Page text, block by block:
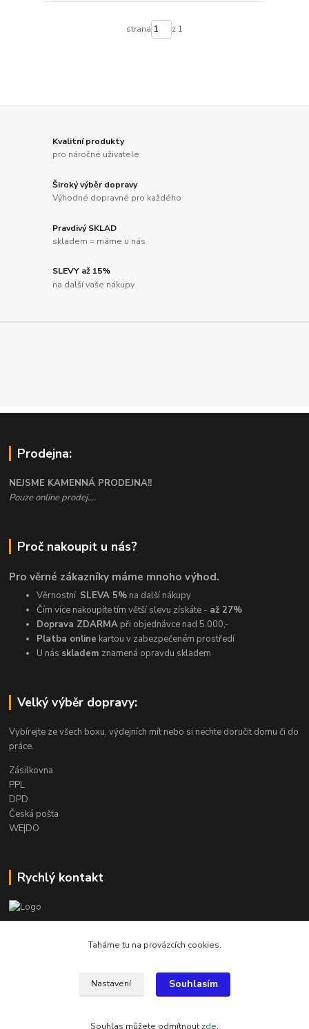
strana z 1
Kvalitní produkty
pro náročné uživatele
Široký výběr dopravy
Výhodné dopravné pro každého
Pravdivý SKLAD
skladem = máme u nás
SLEVY až 15%
na další vaše nákupy
Prodejna:
NEJSME KAMENNÁ PRODEJNA!!
Pouze online prodej....
Proč nakoupit u nás?
Pro věrné zákazníky máme mnoho výhod.
Věrnostní SLEVA 5% na další nákupy
Čím více nakoupíte tím větší slevu získáte - až 27%
Doprava ZDARMA při objednávce nad 5.000,-
Platba online kartou v zabezpečeném prostředí
U nás skladem znamená opravdu skladem
Velký výběr dopravy:
Vybírejte ze všech boxu, výdejních mít nebo si nechte doručit domu či do
práce.
Zásilkovna
PPL
DPD
Česká pošta
WE|DO
Rychlý kontakt
info@armygalanterie.cz
Všechny obrázky, popisky a texty jsou chráněny autorským právem
Taháme tu na provázcích cookies.
Nastavení Souhlasím
Souhlas můžete odmítnout zde.